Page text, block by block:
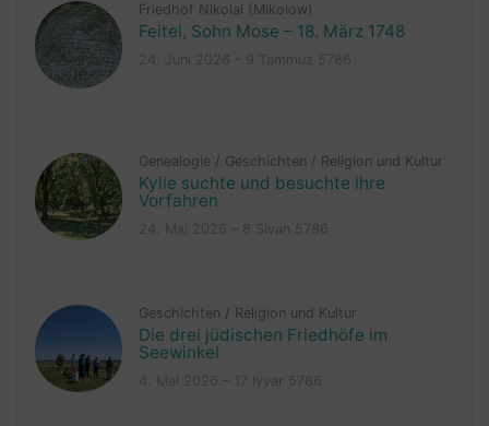
Friedhof Nikolai (Mikolow)
Feitel, Sohn Mose – 18. März 1748
Genealogie / Geschichten / Religion und Kultur
Kylie suchte und besuchte ihre
Vorfahren
Geschichten / Religion und Kultur
Die drei jüdischen Friedhöfe im
Seewinkel